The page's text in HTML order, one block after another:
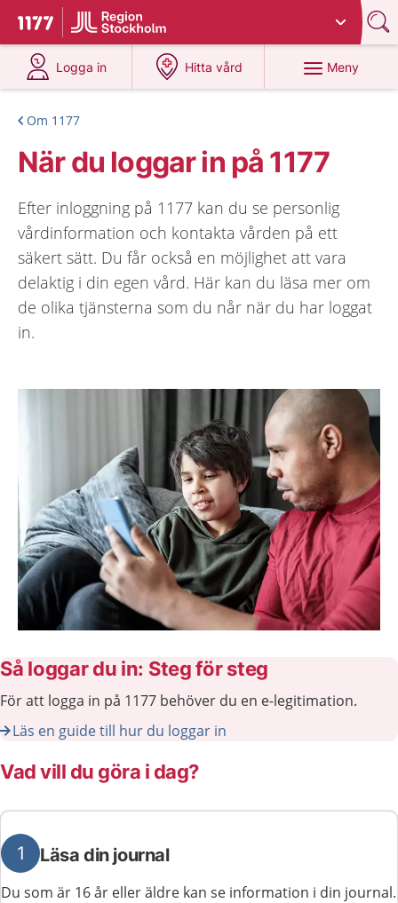
Till startsidan för 1177
Du har valt region
Logga in
på 1177.se
Hitta vård
på 1177.se
Meny
Om 1177
När du loggar in på 1177
Efter inloggning på 1177 kan du se personlig
vårdinformation och kontakta vården på ett
säkert sätt. Du får också en möjlighet att vara
delaktig i din egen vård. Här kan du läsa mer om
de olika tjänsterna som du når när du har loggat
in.
Så loggar du in: Steg för steg
För att logga in på 1177 behöver du en e-legitimation.
Läs en guide till hur du loggar in
Vad vill du göra i dag?
1 Läsa din journal
Du som är 16 år eller äldre kan se information i din journal.